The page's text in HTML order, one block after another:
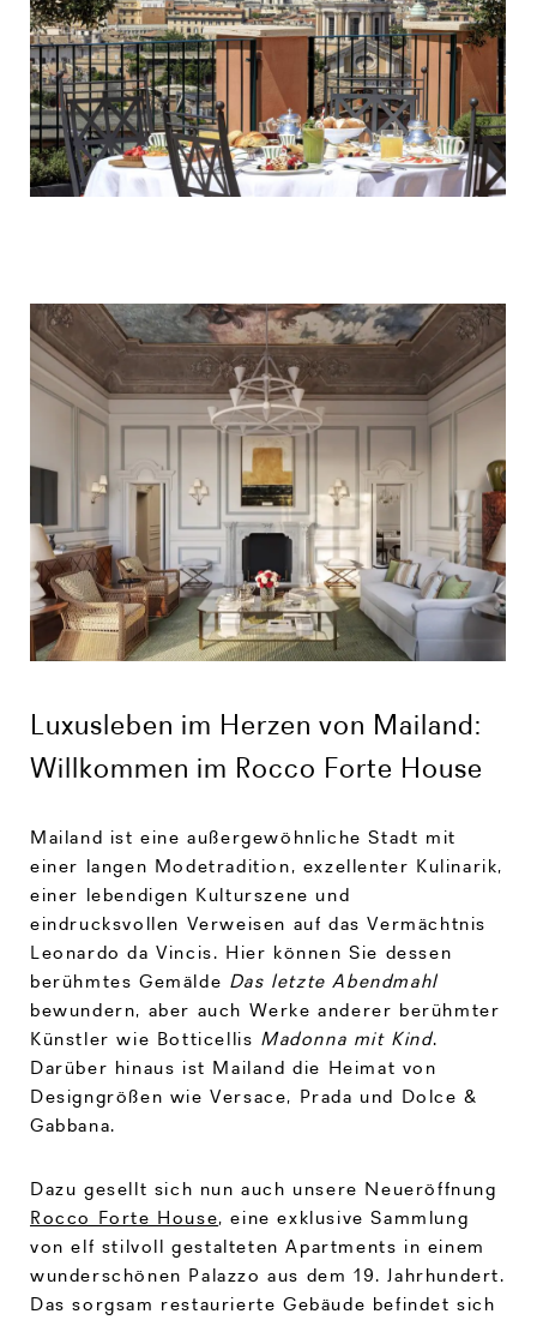
Luxusleben im Herzen von Mailand:
Willkommen im Rocco Forte House
Mailand ist eine außergewöhnliche Stadt mit
einer langen Modetradition, exzellenter Kulinarik,
einer lebendigen Kulturszene und
eindrucksvollen Verweisen auf das Vermächtnis
Leonardo da Vincis. Hier können Sie dessen
berühmtes Gemälde Das letzte Abendmahl
bewundern, aber auch Werke anderer berühmter
Künstler wie Botticellis Madonna mit Kind.
Darüber hinaus ist Mailand die Heimat von
Designgrößen wie Versace, Prada und Dolce &
Gabbana.
Dazu gesellt sich nun auch unsere Neueröffnung
Rocco Forte House, eine exklusive Sammlung
von elf stilvoll gestalteten Apartments in einem
wunderschönen Palazzo aus dem 19. Jahrhundert.
Das sorgsam restaurierte Gebäude befindet sich